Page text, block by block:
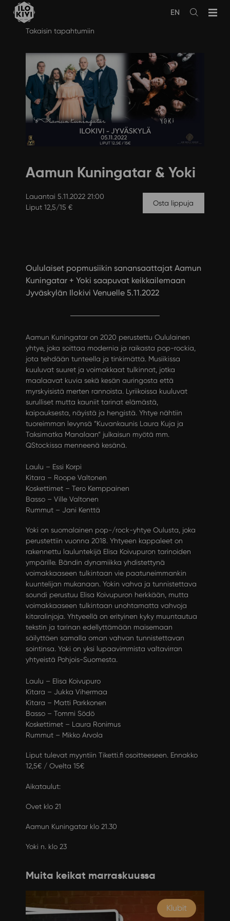
Avaa
EN
Takaisin tapahtumiin
Aamun Kuningatar & Yoki
Lauantai 5.11.2022 21:00
Liput 12,5/15 €
Osta lippuja
Oululaiset popmusiikin sanansaattajat Aamun
Kuningatar + Yoki saapuvat keikkailemaan
Jyväskylän Ilokivi Venuelle 5.11.2022
Aamun Kuningatar on 2020 perustettu Oululainen
yhtye, joka soittaa modernia ja raikasta pop-rockia,
jota tehdään tunteella ja tinkimättä. Musiikissa
kuuluvat suuret ja voimakkaat tulkinnat, jotka
maalaavat kuvia sekä kesän auringosta että
myrskyisistä merten rannoista. Lyriikoissa kuuluvat
surulliset mutta kauniit tarinat elämästä,
kaipauksesta, näyistä ja hengistä. Yhtye nähtiin
tuoreimman levynsä ”Kuvankaunis Laura Kuja ja
Taksimatka Manalaan” julkaisun myötä mm.
QStockissa menneenä kesänä.
Laulu – Essi Korpi
Kitara – Roope Valtonen
Koskettimet – Tero Kemppainen
Basso – Ville Valtonen
Rummut – Jani Kenttä
Yoki on suomalainen pop-/rock-yhtye Oulusta, joka
perustettiin vuonna 2018. Yhtyeen kappaleet on
rakennettu lauluntekijä Elisa Koivupuron tarinoiden
ympärille. Bändin dynamiikka yhdistettynä
voimakkaaseen tulkintaan vie paatuneimmankin
kuuntelijan mukanaan. Yokin vahva ja tunnistettava
soundi perustuu Elisa Koivupuron herkkään, mutta
voimakkaaseen tulkintaan unohtamatta vahvoja
kitaralinjoja. Yhtyeellä on erityinen kyky muuntautua
tekstin ja tarinan edellyttämään maisemaan
säilyttäen samalla oman vahvan tunnistettavan
sointinsa. Yoki on yksi lupaavimmista valtavirran
yhtyeistä Pohjois-Suomesta.
Laulu – Elisa Koivupuro
Kitara – Jukka Vihermaa
Kitara – Matti Parkkonen
Basso – Tommi Södö
Koskettimet – Laura Ronimus
Rummut – Mikko Arvola
Liput tulevat myyntiin Tiketti.fi osoitteeseen. Ennakko
12,5€ / Ovelta 15€
Aikataulut:
Ovet klo 21
Aamun Kuningatar klo 21.30
Yoki n. klo 23
Muita keikat marraskuussa
Klubit